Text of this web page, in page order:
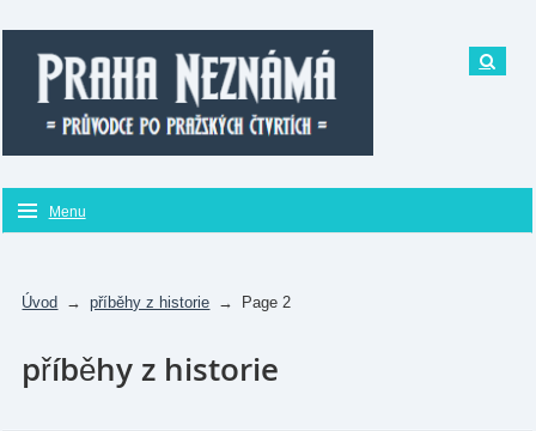
Menu
Úvod → příběhy z historie → Page 2
příběhy z historie